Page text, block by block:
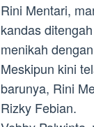
Rini Mentari,
kandas
menikah
Meskipun kini
barunya, Rini
Rizky Febian.